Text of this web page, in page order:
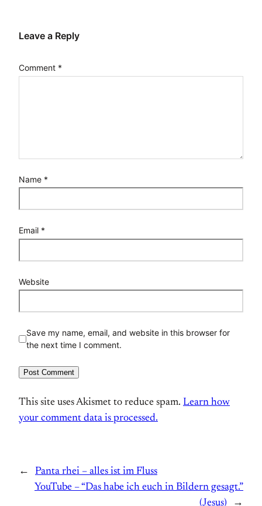
Leave a Reply
Comment *
Name *
Email *
Website
Save my name, email, and website in this browser for
the next time I comment.
This site uses Akismet to reduce spam. Learn how
your comment data is processed.
←
Panta rhei – alles ist im Fluss
YouTube – “Das habe ich euch in Bildern gesagt.”
(Jesus)
→